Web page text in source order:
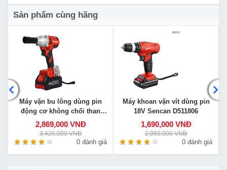
Sản phẩm cùng hãng
Máy vặn bu lông dùng pin
động cơ không chổi than
Sencan D512001
2,869,000 VNĐ
3,420,000 VNĐ
0 đánh giá
Máy khoan vặn vít dùng pin
18V Sencan D511806
1,690,000 VNĐ
2,060,000 VNĐ
0 đánh giá